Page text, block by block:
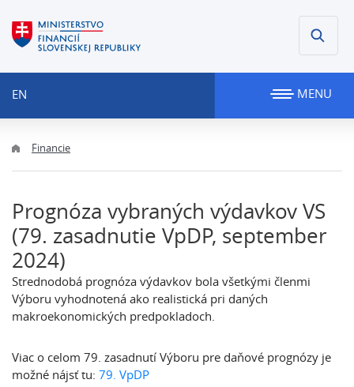
EN MENU
Financie
Prognóza vybraných výdavkov VS
(79. zasadnutie VpDP, september
2024)
Strednodobá prognóza výdavkov bola všetkými členmi
Výboru vyhodnotená ako realistická pri daných
makroekonomických predpokladoch.
Viac o celom 79. zasadnutí Výboru pre daňové prognózy je
možné nájsť tu: 79. VpDP